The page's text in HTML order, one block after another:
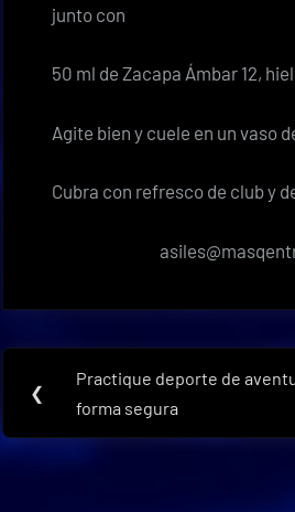
junto con
50 ml de Zacapa Ámbar 12,
Agite bien y cuele en un vaso
Cubra con refresco de club y
Navegación
de
entradas
❮
Previous
Post:
Practique deporte de
forma segura